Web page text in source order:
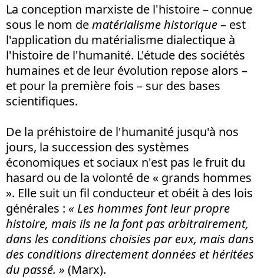
La conception marxiste de l'histoire – connue
sous le nom dematérialisme historique– est
l'application du matérialisme dialectique à
l'histoire de l'humanité. L'étude des sociétés
humaines et de leur évolution repose alors –
et pour la première fois – sur des bases
scientifiques.
De la préhistoire de l'humanité jusqu'à nos
jours, la succession des systèmes
économiques et sociaux n'est pas le fruit du
hasard ou de la volonté de « grands hommes
». Elle suit un fil conducteur et obéit à des lois
générales : « Les hommes font leur propre
histoire, mais ils ne la font pas arbitrairement,
dans les conditions choisies par eux, mais dans
des conditions directement données et héritées
du passé. » (Marx).